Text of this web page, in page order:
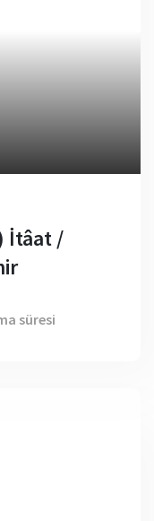
İtâat /
süresi